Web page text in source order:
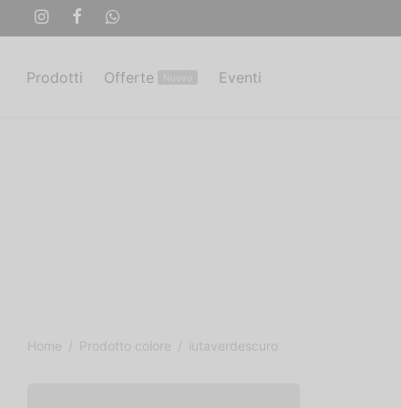
Prodotti Offerte Eventi
Home / Prodotto colore / iutaverdescuro